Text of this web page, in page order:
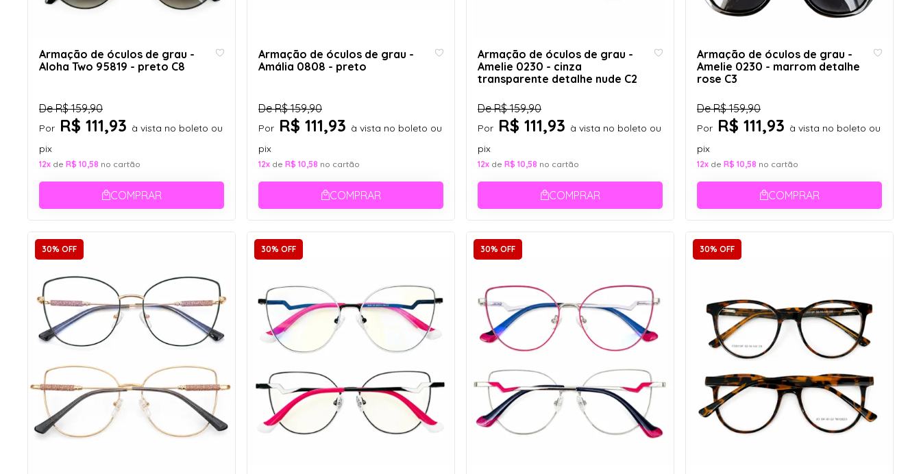
Armação de óculos de grau -
Aloha Two 95819 - preto C8
DeR$ 159,90
Por R$ 111,93 à vista no boleto ou
pix
12x de R$ 10,58 no cartão
COMPRAR
Armação de óculos de grau -
Amália 0808 - preto
DeR$ 159,90
Por R$ 111,93 à vista no boleto ou
pix
12x de R$ 10,58 no cartão
COMPRAR
Armação de óculos de grau -
Amelie 0230 - cinza
transparente detalhe nude C2
DeR$ 159,90
Por R$ 111,93 à vista no boleto ou
pix
12x de R$ 10,58 no cartão
COMPRAR
Armação de óculos de grau -
Amelie 0230 - marrom detalhe
rose C3
DeR$ 159,90
Por R$ 111,93 à vista no boleto ou
pix
12x de R$ 10,58 no cartão
COMPRAR
30% OFF 30% OFF 30% OFF 30% OFF